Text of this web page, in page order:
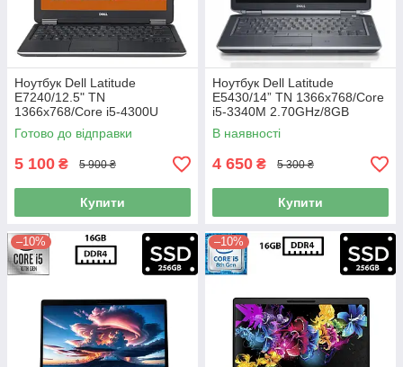
Ноутбук Dell Latitude
E7240/12.5" TN
1366x768/Core i5-4300U
1.90GHz/8GB DDR3/SSD
256GB mSATA/HD Graphics
4400/Камера Б/В
Готово до відправки
5 100 ₴ 5 900 ₴
Купити
Ноутбук Dell Latitude
E5430/14” TN 1366x768/Core
i5-3340M 2.70GHz/8GB
DDR3/HDD 500GB/Intel HD
Graphics Б/В
В наявності
4 650 ₴ 5 300 ₴
Купити
–10% –10%